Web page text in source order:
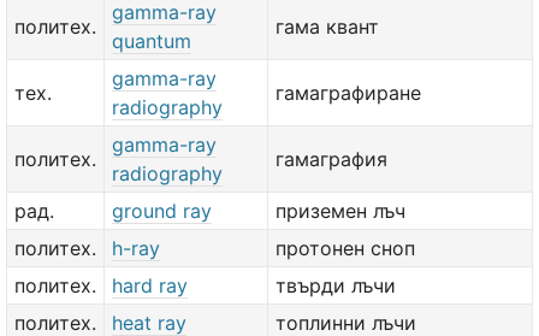
политех.
gamma-ray
quantum
гама квант
тех.
gamma-ray
radiography
гамаграфиране
политех.
gamma-ray
radiography
гамаграфия
рад. ground ray
приземен лъч
политех.
h-ray
протонен сноп
политех.
hard ray
твърди лъчи
политех.
heat ray
топлинни лъчи